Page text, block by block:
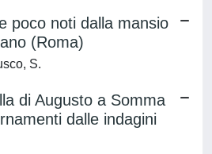
poco noti dalla mansio
(Roma)
S.
di Augusto a Somma
dalle indagini